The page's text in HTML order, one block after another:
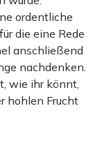
ordentliche
die eine Rede
anschließend
nachdenken.
wie ihr könnt,
hohlen Frucht